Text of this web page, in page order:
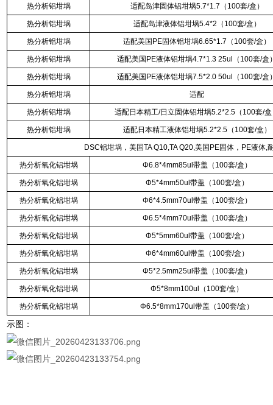
热分析铝坩埚 适配岛津固体铝坩埚5.7*1.7（100套/盒）
热分析铝坩埚 适配岛津液体铝坩埚5.4*2（100套/盒）
热分析铝坩埚 适配美国PE固体铝坩埚6.65*1.7（100套/盒）
热分析铝坩埚 适配美国PE液体铝坩埚4.7*1.3 25ul（100套/盒
热分析铝坩埚 适配美国PE液体铝坩埚7.5*2.0 50ul（100套/盒
热分析铝坩埚 适配
热分析铝坩埚 适配日本精工/日立固体铝坩埚5.2*2.5（100套/
热分析铝坩埚 适配日本精工液体铝坩埚5.2*2.5（100套/盒）
DSC铝坩埚，美国TA Q10,TA Q20,美国PE固体，PE液体,
热分析氧化铝坩埚 Φ6.8*4mm85ul带盖（100套/盒）
热分析氧化铝坩埚 Φ5*4mm50ul带盖（100套/盒）
热分析氧化铝坩埚 Φ6*4.5mm70ul带盖（100套/盒）
热分析氧化铝坩埚 Φ6.5*4mm70ul带盖（100套/盒）
热分析氧化铝坩埚 Φ5*5mm60ul带盖（100套/盒）
热分析氧化铝坩埚 Φ6*4mm60ul带盖（100套/盒）
热分析氧化铝坩埚 Φ5*2.5mm25ul带盖（100套/盒）
热分析氧化铝坩埚 Φ5*8mm100ul（100套/盒）
热分析氧化铝坩埚 Φ6.5*8mm170ul带盖（100套/盒）
示图：